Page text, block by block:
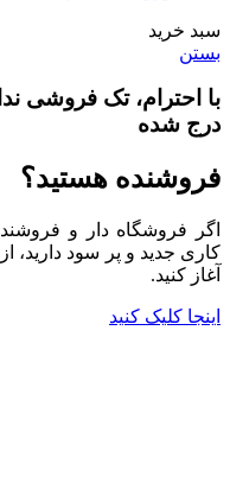
سبد خرید
بستن
با احترام، تک فروشی
درج شده
فروشنده هستید؟
اگر فروشگاه دار و
کاری جدید و پر سود دارید،
آغاز کنید.
اینجا کلیک کنید